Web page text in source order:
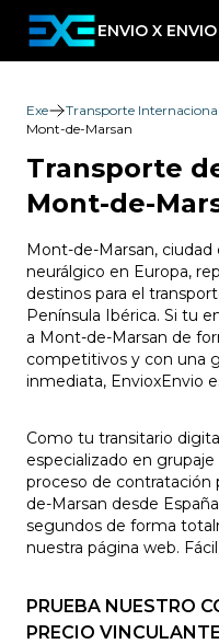
ENVIO X ENVIO
Exe Transporte
Mont-de-Marsan
Transporte
Mont-de-
Mont-de-Marsan,
neurálgico en Europa,
destinos para el
Península Ibérica. Si tu
a Mont-de-Marsan de
competitivos y con una
inmediata, EnvioxEnvio
Como tu transitario
especializado en
proceso de contratación
de-Marsan desde
segundos de forma
nuestra página web.
PRUEBA NUESTRO
PRECIO